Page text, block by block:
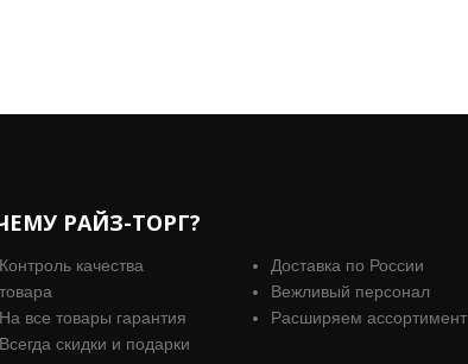
РАЙЗ-ТОРГ?
Контроль качества
товара
На все товары гарантия
Всегда скидки и подарки
Доставка по России
Вежливый персонал
Расширяем ассортимент